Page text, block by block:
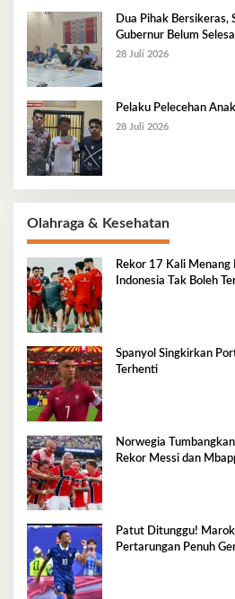
Dua Pihak Bersikeras,
Gubernur Belum
28 Juli 2026
Pelaku Pelecehan
28 Juli 2026
Olahraga & Kesehatan
Rekor 17 Kali Menang
Indonesia Tak Boleh
Spanyol Singkirkan
Terhenti
Norwegia
Rekor Messi dan
Patut Ditunggu!
Pertarungan Penuh